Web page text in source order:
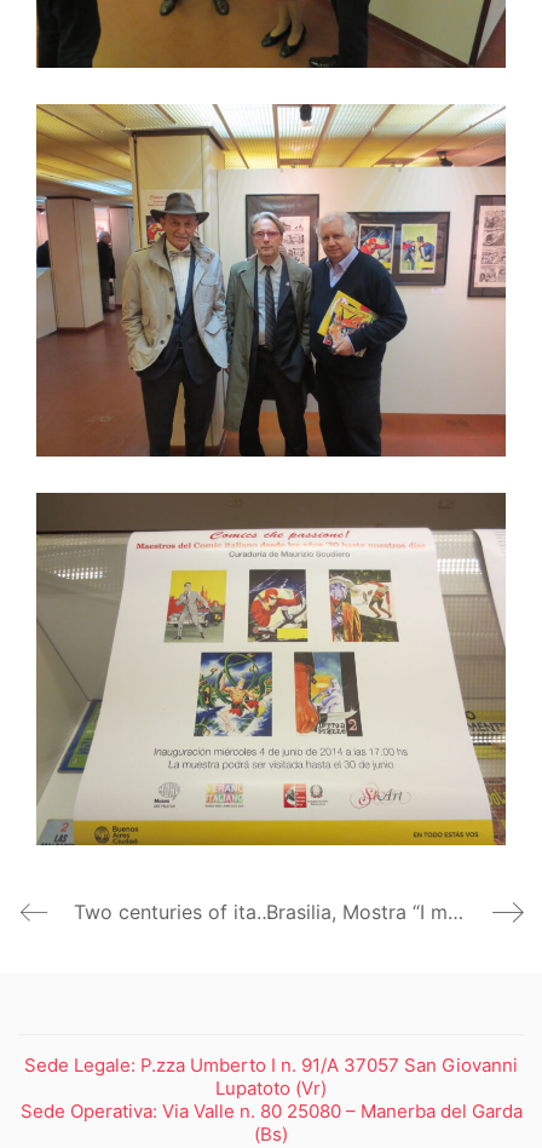
Two centuries of italian portrait painting – Riga Brasilia, Mostra “I maestri del Rinascimento – Capolavori dalle collezioni italiane”, Centro Cultural Banco do Brasil
Sede Legale: P.zza Umberto I n. 91/A 37057 San Giovanni
Lupatoto (Vr)
Sede Operativa: Via Valle n. 80 25080 – Manerba del Garda
(Bs)